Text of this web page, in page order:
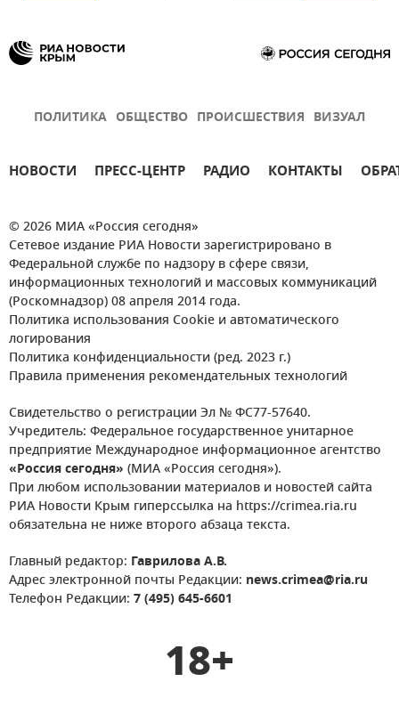
ПОЛИТИКА ОБЩЕСТВО ПРОИСШЕСТВИЯ ВИЗУАЛ
НОВОСТИ ПРЕСС-ЦЕНТР РАДИО КОНТАКТЫ
© 2026 МИА «Россия сегодня»
Сетевое издание РИА Новости зарегистрировано в
Федеральной службе по надзору в сфере связи,
информационных технологий и массовых коммуникаций
(Роскомнадзор) 08 апреля 2014 года.
Политика использования Cookie и автоматического
логирования
Политика конфиденциальности (ред. 2023 г.)
Правила применения рекомендательных технологий
Свидетельство о регистрации Эл № ФС77-57640.
Учредитель: Федеральное государственное унитарное
предприятие Международное информационное агентство
«Россия сегодня» (МИА «Россия сегодня»).
При любом использовании материалов и новостей сайта
РИА Новости Крым гиперссылка на https://crimea.ria.ru
обязательна не ниже второго абзаца текста.
Главный редактор: Гаврилова А.В.
Адрес электронной почты Редакции: news.crimea@ria.ru
Телефон Редакции: 7 (495) 645-6601
18+